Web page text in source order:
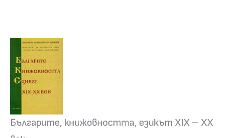
Българите, книжовността, езикът ХІХ – ХХ